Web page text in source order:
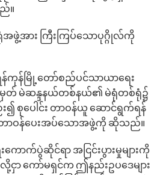
။
ဖွဲ့အား ကြီးကြပ်‌သောပုဂ္ဂိုလ်ကို
ကုန်မြို့‌တော်စည်ပင်သာယာ‌ရေး
မဲဆန္ဒနယ်တစ်နယ်၏ မဲရုံတစ်ရုံ၌
း၍ စု‌ပေါင်း တာဝန်ယူ ဆောင်ရွက်ရန်
ာဝန်‌ပေးအပ်‌သောအဖွဲ့ကို ဆိုသည်။
ောက်ပွဲဆိုင်ရာ အငြင်းပွားမှုများကို
လို့ငှာ ကော်မရှင်က ဤနည်းဥပ‌ဒေများ